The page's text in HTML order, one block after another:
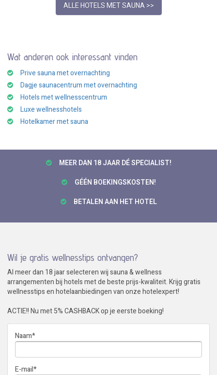
ALLE HOTELS MET SAUNA >>
Wat anderen ook interessant vinden
Prive sauna met overnachting
Dagje saunacentrum met overnachting
Hotels met wellnesscentrum
Luxe wellnesshotels
Hotelkamer met sauna
MEER DAN 18 JAAR DÉ SPECIALIST!
GÉÉN BOEKINGSKOSTEN!
BETALEN AAN HET HOTEL
Wil je gratis wellnesstips ontvangen?
Al meer dan 18 jaar selecteren wij sauna & wellness
arrangementen bij hotels met de beste prijs-kwaliteit. Krijg gratis
wellnesstips en hotelaanbiedingen van onze hotelexpert!
ACTIE!! Nu met 5% CASHBACK op je eerste boeking!
Naam*
E-mail*